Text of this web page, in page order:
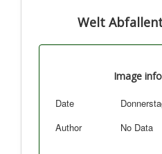
Welt
Image
Date
Author
No Data